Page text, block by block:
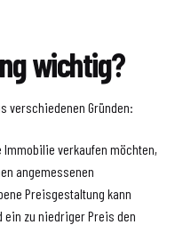
wichtig?
verschiedenen Gründen:
verkaufen möchten,
angemessenen
Preisgestaltung kann
ein zu niedriger Preis den